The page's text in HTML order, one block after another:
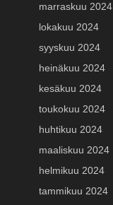
marraskuu 2024
lokakuu 2024
syyskuu 2024
heinäkuu 2024
kesäkuu 2024
toukokuu 2024
huhtikuu 2024
maaliskuu 2024
helmikuu 2024
tammikuu 2024